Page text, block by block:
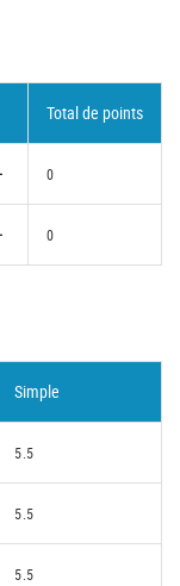
Total de points
0
0
Simple
5.5
5.5
5.5